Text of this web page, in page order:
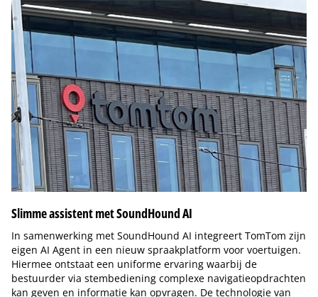
Slimme assistent met SoundHound AI
In samenwerking met SoundHound AI integreert TomTom zijn
eigen AI Agent in een nieuw spraakplatform voor voertuigen.
Hiermee ontstaat een uniforme ervaring waarbij de
bestuurder via stembediening complexe navigatieopdrachten
kan geven en informatie kan opvragen. De technologie van